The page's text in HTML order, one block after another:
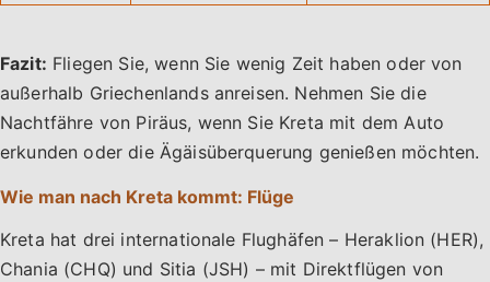
Fazit: Fliegen Sie, wenn Sie wenig Zeit haben oder von
außerhalb Griechenlands anreisen. Nehmen Sie die
Nachtfähre von Piräus, wenn Sie Kreta mit dem Auto
erkunden oder die Ägäisüberquerung genießen möchten.
Wie man nach Kreta kommt: Flüge
Kreta hat drei internationale Flughäfen – Heraklion (HER),
Chania (CHQ) und Sitia (JSH) – mit Direktflügen von